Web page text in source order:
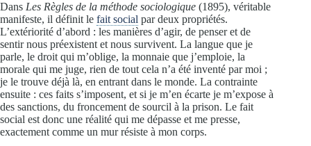
Dans Les Règles de la méthode sociologique (1895), véritable
manifeste, il définit le fait social par deux propriétés.
L’extériorité d’abord : les manières d’agir, de penser et de
sentir nous préexistent et nous survivent. La langue que je
parle, le droit qui m’oblige, la monnaie que j’emploie, la
morale qui me juge, rien de tout cela n’a été inventé par moi ;
je le trouve déjà là, en entrant dans le monde. La contrainte
ensuite : ces faits s’imposent, et si je m’en écarte je m’expose à
des sanctions, du froncement de sourcil à la prison. Le fait
social est donc une réalité qui me dépasse et me presse,
exactement comme un mur résiste à mon corps.